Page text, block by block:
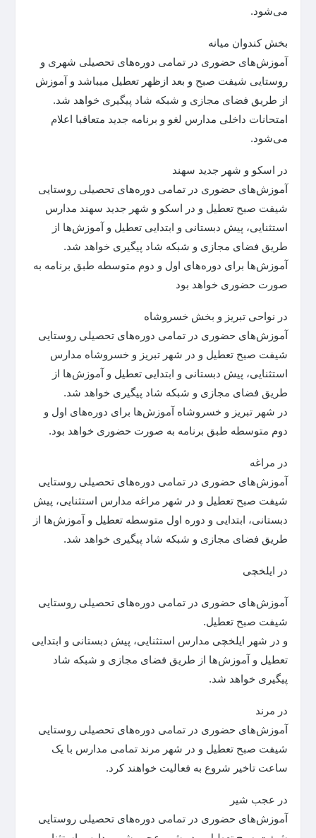
می‌شود.
بخش کندوان میانه
آموزش‌های حضوری در تمامی دوره‌های تحصیلی شهری و
روستایی شیفت صبح و بعد ازظهر تعطیل میباشد و آموزش
از طریق فضای مجازی و شبکه شاد پیگیری خواهد شد.
امتحانات داخلی مدارس لغو و برنامه جدید متعاقبا اعلام
می‌شود.
در اسکو و شهر جدید سهند
آموزش‌های حضوری در تمامی دوره‌های تحصیلی روستایی
شیفت صبح تعطیل و در اسکو و شهر جدید سهند مدارس
استثنایی، پیش دبستانی و ابتدایی تعطیل و آموزش‌ها از
طریق فضای مجازی و شبکه شاد پیگیری خواهد شد.
آموزش‌ها برای دوره‌های اول و دوم متوسطه طبق برنامه به
صورت حضوری خواهد بود
در نواحی تبریز و بخش خسروشاه
آموزش‌های حضوری در تمامی دوره‌های تحصیلی روستایی
شیفت صبح تعطیل و در شهر تبریز و خسروشاه مدارس
استثنایی، پیش دبستانی و ابتدایی تعطیل و آموزش‌ها از
طریق فضای مجازی و شبکه شاد پیگیری خواهد شد.
در شهر تبریز و خسروشاه آموزش‌ها برای دوره‌های اول و
دوم متوسطه طبق برنامه به صورت حضوری خواهد بود.
در مراغه
آموزش‌های حضوری در تمامی دوره‌های تحصیلی روستایی
شیفت صبح تعطیل و در شهر مراغه مدارس استثنایی، پیش
دبستانی، ابتدایی و دوره اول متوسطه تعطیل و آموزش‌ها از
طریق فضای مجازی و شبکه شاد پیگیری خواهد شد.
در ایلخچی
آموزش‌های حضوری در تمامی دوره‌های تحصیلی روستایی
شیفت صبح تعطیل.
و در شهر ایلخچی مدارس استثنایی، پیش دبستانی و ابتدایی
تعطیل و آموزش‌ها از طریق فضای مجازی و شبکه شاد
پیگیری خواهد شد.
در مرند
آموزش‌های حضوری در تمامی دوره‌های تحصیلی روستایی
شیفت صبح تعطیل و در شهر مرند تمامی مدارس با یک
ساعت تاخیر شروع به فعالیت خواهند کرد.
در عجب شیر
آموزش‌های حضوری در تمامی دوره‌های تحصیلی روستایی